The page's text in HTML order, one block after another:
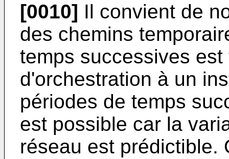
[0010] Il convient de
des chemins
temps successives
d'orchestration à un
périodes de temps
est possible car la
réseau est prédictible.